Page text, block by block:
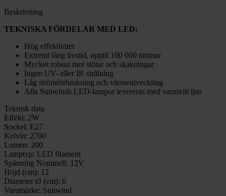
Beskrivning
TEKNISKA FÖRDELAR MED LED:
Hög effektivitet
Extremt lång livstid, upptil 100 000 timmar
Mycket robust mot stötar och skakningar
Ingen UV- eller IR strålning
Låg strömförbrukning och värmeutveckling
Alla Sunwinds LED-lampor levereras med varmvitt ljus
Teknisk data
Effekt: 2W
Sockel: E27
Kelvin: 2700
Lumen: 200
Lamptyp: LED filament
Spänning Nominell: 12V
Höjd (cm): 12
Diameter Ø (cm): 6
Varumärke: Sunwind